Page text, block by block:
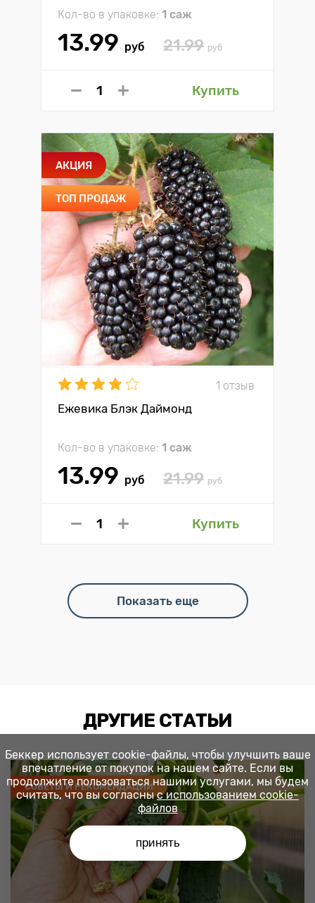
Кол-во в упаковке: 1 саж
13.99 руб 21.99 руб
Купить
АКЦИЯ
ТОП ПРОДАЖ
1 отзыв
Ежевика Блэк Даймонд
Кол-во в упаковке: 1 саж
13.99 руб 21.99 руб
Купить
Показать еще
ДРУГИЕ СТАТЬИ
СОВЕТЫ И РЕКОМЕНДАЦИИ
Беккер использует cookie-файлы, чтобы улучшить ваше
впечатление от покупок на нашем сайте. Если вы
продолжите пользоваться нашими услугами, мы будем
считать, что вы согласны с использованием cookie-
файлов
принять